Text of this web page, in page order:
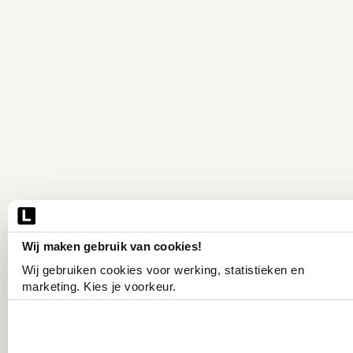
Wij maken gebruik van cookies!
Wij gebruiken cookies voor werking, statistieken en
marketing. Kies je voorkeur.